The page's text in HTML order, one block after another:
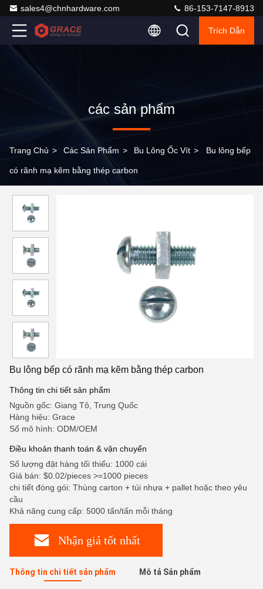
sales4@chnhardware.com 86-153-7147-8913
Trích Dẫn
các sản phẩm
Trang Chủ > Các Sản Phẩm > Bu Lông Ốc Vít > Bu lông bếp
có rãnh mạ kẽm bằng thép carbon
Bu lông bếp có rãnh mạ kẽm bằng thép carbon
Thông tin chi tiết sản phẩm
Nguồn gốc: Giang Tô, Trung Quốc
Hàng hiệu: Grace
Số mô hình: ODM/OEM
Điều khoản thanh toán & vận chuyển
Số lượng đặt hàng tối thiểu: 1000 cái
Giá bán: $0.02/pieces >=1000 pieces
chi tiết đóng gói: Thùng carton + túi nhựa + pallet hoặc theo yêu
cầu
Khả năng cung cấp: 5000 tấn/tấn mỗi tháng
Nhận giá tốt nhất
Thông tin chi tiết sản phẩm Mô tả Sản phẩm